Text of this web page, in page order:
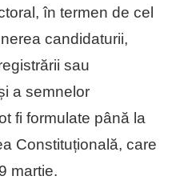
în termen de cel
candidaturii,
sau
a semnelor
fi formulate până la
Constituțională, care
martie.